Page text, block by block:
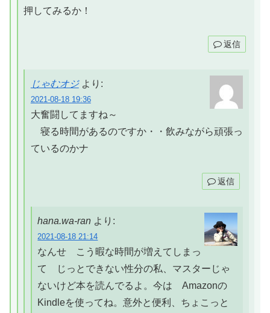
押してみるか！
返信
じゃむオジ より:
2021-08-18 19:36
大奮闘してますね～
寝る時間があるのですか・・飲みながら頑張っ
ているのかナ
返信
hana.wa-ran より:
2021-08-18 21:14
なんせ こう暇な時間が増えてしまっ
て じっとできない性分の私、マスターじゃ
ないけど本を読んでるよ。今は Amazonの
Kindleを使ってね。意外と便利、ちょこっと